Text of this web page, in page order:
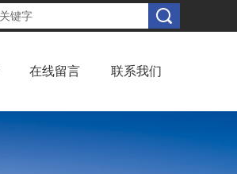
在线留言 联系我们